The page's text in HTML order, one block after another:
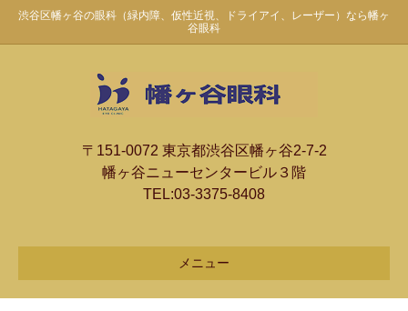
渋谷区幡ヶ谷の眼科（緑内障、仮性近視、ドライアイ、レーザー）なら幡ヶ
谷眼科
〒151-0072 東京都渋谷区幡ヶ谷2-7-2
幡ヶ谷ニューセンタービル３階
TEL:03-3375-8408
メニュー